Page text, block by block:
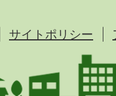
サイトポリシー